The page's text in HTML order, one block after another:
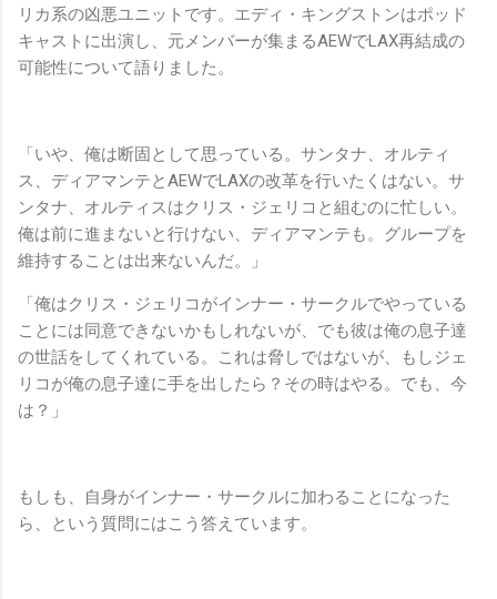
リカ系の凶悪ユニットです。エディ・キングストンはポッド
キャストに出演し、元メンバーが集まるAEWでLAX再結成の
可能性について語りました。
「いや、俺は断固として思っている。サンタナ、オルティ
ス、ディアマンテとAEWでLAXの改革を行いたくはない。サ
ンタナ、オルティスはクリス・ジェリコと組むのに忙しい。
俺は前に進まないと行けない、ディアマンテも。グループを
維持することは出来ないんだ。」
「俺はクリス・ジェリコがインナー・サークルでやっている
ことには同意できないかもしれないが、でも彼は俺の息子達
の世話をしてくれている。これは脅しではないが、もしジェ
リコが俺の息子達に手を出したら？その時はやる。でも、今
は？」
もしも、自身がインナー・サークルに加わることになった
ら、という質問にはこう答えています。